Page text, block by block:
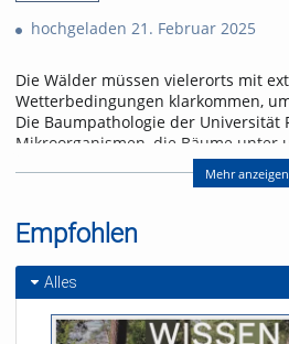
hochgeladen 21. Februar 2025
Die Wälder müssen vielerorts mit
Wetterbedingungen klarkommen,
Die Baumpathologie der Universität
Mikroorganismen, die Bäume unter
klimatischen Verhältnissen
Stoffkreislauf im Wald stören. Die
können.
Referent/in:
JunProf. Dr. Kathrin
Blumenstein
Mehr anzeigen
Empfohlen
Alles